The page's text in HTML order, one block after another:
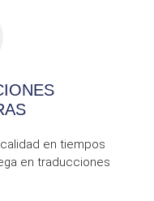
en tiempos
en traducciones